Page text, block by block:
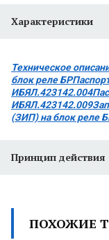
Характеристики
Техническое
блок реле БР
ИБЯЛ.423142.004
ИБЯЛ.423142.009
(ЗИП) на блок реле
Принцип действия
ПОХОЖИЕ